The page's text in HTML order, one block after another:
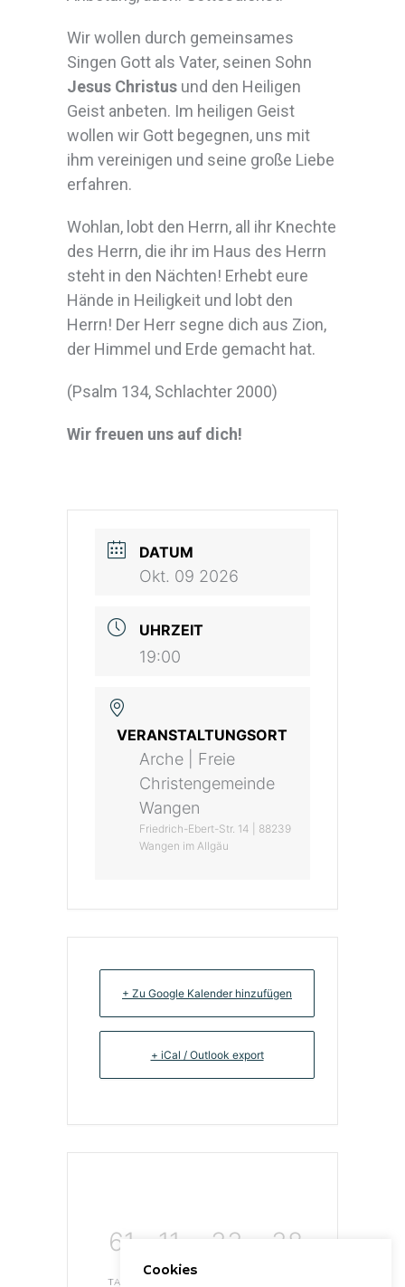
Wir wollen durch gemeinsames
Singen Gott als Vater, seinen Sohn
Jesus Christus und den Heiligen
Geist anbeten. Im heiligen Geist
wollen wir Gott begegnen, uns mit
ihm vereinigen und seine große Liebe
erfahren.
Wohlan, lobt den Herrn, all ihr Knechte
des Herrn, die ihr im Haus des Herrn
steht in den Nächten! Erhebt eure
Hände in Heiligkeit und lobt den
Herrn! Der Herr segne dich aus Zion,
der Himmel und Erde gemacht hat.
(Psalm 134, Schlachter 2000)
Wir freuen uns auf dich!
DATUM
Okt. 09 2026
UHRZEIT
19:00
VERANSTALTUNGSORT
Arche | Freie
Christengemeinde
Wangen
Friedrich-Ebert-Str. 14 | 88239
Wangen im Allgäu
+ Zu Google Kalender hinzufügen
+ iCal / Outlook export
61
TAGE
11 33 38
Cookies